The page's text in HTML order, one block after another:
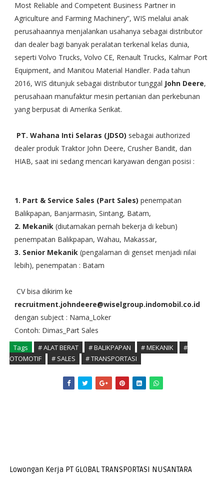
Most Reliable and Competent Business Partner in
Agriculture and Farming Machinery”, WIS melalui anak
perusahaannya menjalankan usahanya sebagai distributor
dan dealer bagi banyak peralatan terkenal kelas dunia,
seperti Volvo Trucks, Volvo CE, Renault Trucks, Kalmar Port
Equipment, and Manitou Material Handler. Pada tahun
2016, WIS ditunjuk sebagai distributor tunggal John Deere,
perusahaan manufaktur mesin pertanian dan perkebunan
yang berpusat di Amerika Serikat.
PT. Wahana Inti Selaras (JDSO) sebagai authorized
dealer produk Traktor John Deere, Crusher Bandit, dan
HIAB, saat ini sedang mencari karyawan dengan posisi :
1. Part & Service Sales (Part Sales) penempatan
Balikpapan, Banjarmasin, Sintang, Batam,
2. Mekanik (diutamakan pernah bekerja di kebun)
penempatan Balikpapan, Wahau, Makassar,
3. Senior Mekanik (pengalaman di genset menjadi nilai
lebih), penempatan : Batam
CV bisa dikirim ke
recruitment.johndeere@wiselgroup.indomobil.co.id
dengan subject : Nama_Loker
Contoh: Dimas_Part Sales
Tags # ALAT BERAT # BALIKPAPAN # MEKANIK
#
OTOMOTIF
# SALES # TRANSPORTASI
Lowongan Kerja PT GLOBAL TRANSPORTASI NUSANTARA